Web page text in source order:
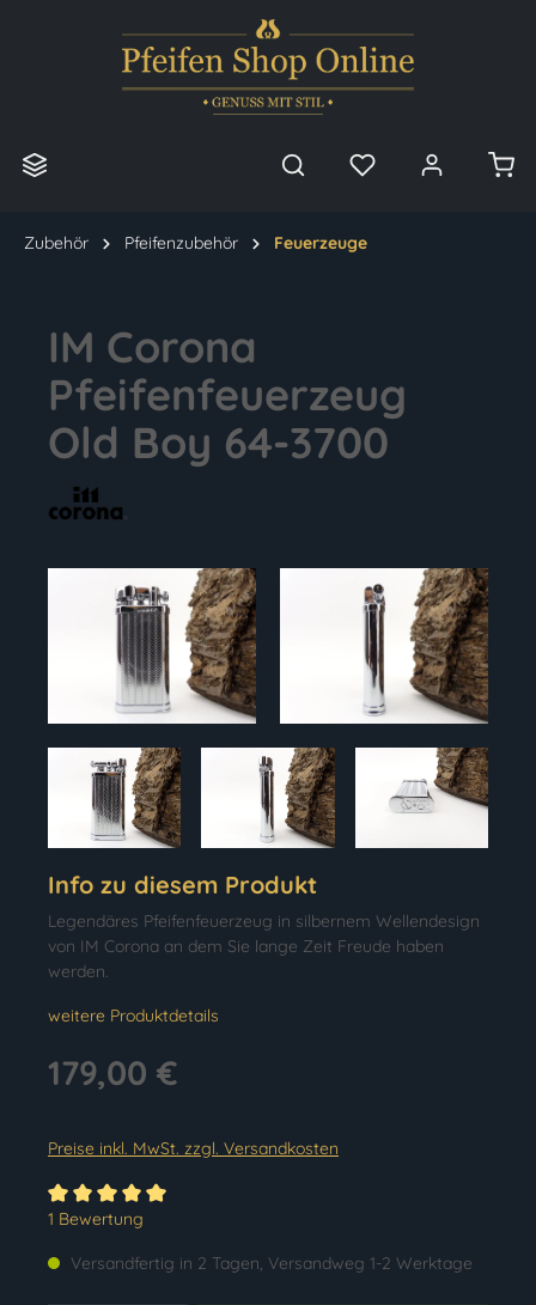
Zubehör Pfeifenzubehör Feuerzeuge
IM Corona
Pfeifenfeuerzeug
Old Boy 64-3700
Info zu diesem Produkt
Legendäres Pfeifenfeuerzeug in silbernem Wellendesign
von IM Corona an dem Sie lange Zeit Freude haben
werden.
weitere Produktdetails
179,00 €
Preise inkl. MwSt. zzgl. Versandkosten
Durchschnittliche Bewertung von 5 von 5 Sternen
1 Bewertung
Versandfertig in 2 Tagen, Versandweg 1-2 Werktage